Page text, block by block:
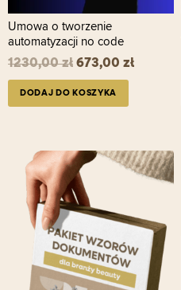
Umowa o tworzenie
automatyzacji no code
1230,00zł 673,00 zł
DODAJ DO KOSZYKA